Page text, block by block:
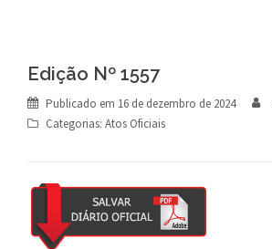
Edição Nº 1557
Publicado em 16 de dezembro de 2024
Categorias: Atos Oficiais